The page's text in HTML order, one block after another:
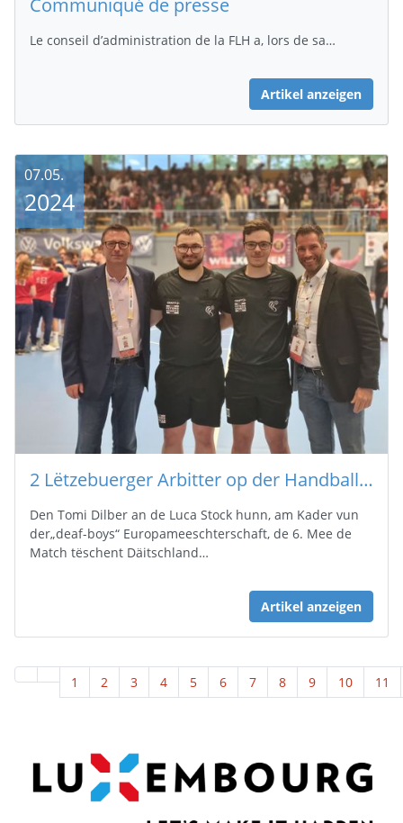
Communiqué de presse
Le conseil d’administration de la FLH a, lors de sa…
Artikel anzeigen
2 Lëtzebuerger Arbitter op der Handball EM vun den Deafboys
Den Tomi Dilber an de Luca Stock hunn, am Kader vun
der„deaf-boys“ Europameeschterschaft, de 6. Mee de
Match tëschent Däitschland…
Artikel anzeigen
07.05.
2024
1 2 3 4 5 6 7 8 9 10 11